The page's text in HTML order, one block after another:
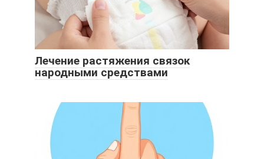
Лечение растяжения связок
народными средствами